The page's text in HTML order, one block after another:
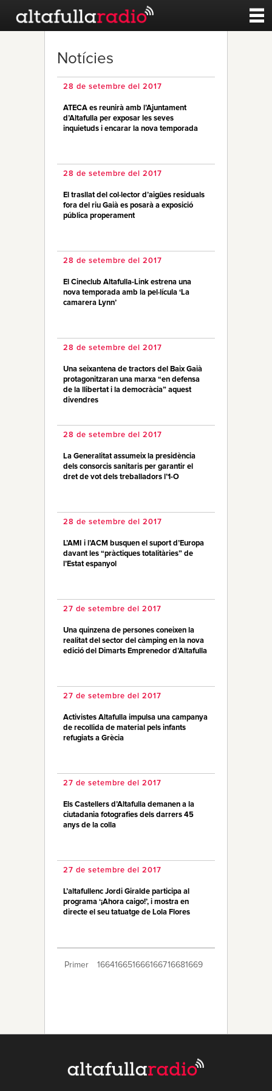
Esports
Qui Som
Notícies
28 de setembre del 2017
ATECA es reunirà amb l’Ajuntament
d’Altafulla per exposar les seves
inquietuds i encarar la nova temporada
28 de setembre del 2017
El trasllat del col·lector d’aigües residuals
fora del riu Gaià es posarà a exposició
pública properament
28 de setembre del 2017
El Cineclub Altafulla-Link estrena una
nova temporada amb la pel·lícula ‘La
camarera Lynn’
28 de setembre del 2017
Una seixantena de tractors del Baix Gaià
protagonitzaran una marxa “en defensa
de la llibertat i la democràcia” aquest
divendres
28 de setembre del 2017
La Generalitat assumeix la presidència
dels consorcis sanitaris per garantir el
dret de vot dels treballadors l’1-O
28 de setembre del 2017
L’AMI i l’ACM busquen el suport d’Europa
davant les “pràctiques totalitàries” de
l’Estat espanyol
27 de setembre del 2017
Una quinzena de persones coneixen la
realitat del sector del càmping en la nova
edició del Dimarts Emprenedor d’Altafulla
27 de setembre del 2017
Activistes Altafulla impulsa una campanya
de recollida de material pels infants
refugiats a Grècia
27 de setembre del 2017
Els Castellers d’Altafulla demanen a la
ciutadania fotografies dels darrers 45
anys de la colla
27 de setembre del 2017
L’altafullenc Jordi Giralde participa al
programa ‘¡Ahora caigo!’, i mostra en
directe el seu tatuatge de Lola Flores
Primer 166416651666166716681669
1678167916801681 1682 Últim